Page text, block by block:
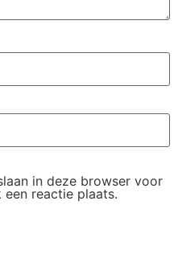
in deze browser voor
reactie plaats.